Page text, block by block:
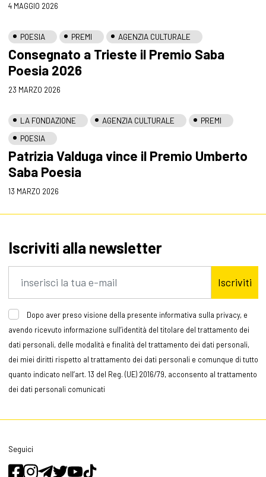
4 MAGGIO 2026
POESIA PREMI AGENZIA CULTURALE
Consegnato a Trieste il Premio Saba
Poesia 2026
23 MARZO 2026
LA FONDAZIONE AGENZIA CULTURALE
PREMI
POESIA
Patrizia Valduga vince il Premio Umberto
Saba Poesia
13 MARZO 2026
Iscriviti alla newsletter
Iscriviti
Dopo aver preso visione della presente informativa sulla privacy, e
avendo ricevuto informazione sull’identità del titolare del trattamento dei
dati personali, delle modalità e finalità del trattamento dei dati personali,
dei miei diritti rispetto al trattamento dei dati personali e comunque di tutto
quanto indicato nell’art. 13 del Reg. (UE) 2016/79, acconsento al trattamento
dei dati personali comunicati
Seguici